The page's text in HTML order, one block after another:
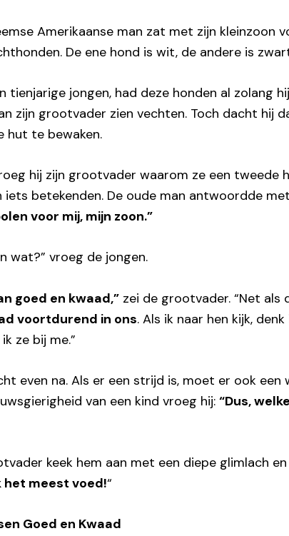
Amerikaanse man zat met zijn kleinzoon
De ene hond is wit, de andere is
tienjarige jongen, had deze honden al zolang
zijn grootvader zien vechten. Toch dacht hij
hut te bewaken.
hij zijn grootvader waarom ze een tweede
iets betekenden. De oude man antwoordde
voor mij, mijn zoon.”
wat?” vroeg de jongen.
goed en kwaad,” zei de grootvader. “Net als
voortdurend in ons. Als ik naar hen kijk,
ze bij me.”
even na. Als er een strijd is, moet er ook een
van een kind vroeg hij:“Dus,
keek hem aan met een diepe glimlach en
het meest voed!“
Goed en Kwaad